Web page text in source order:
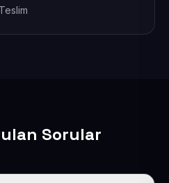
Teslim
Sorular